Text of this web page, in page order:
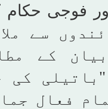
سے
کے
"باتیلی
فعال